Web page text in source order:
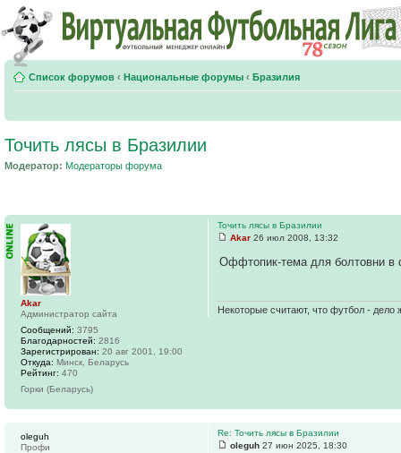
Список форумов ‹ Национальные форумы ‹ Бразилия
Точить лясы в Бразилии
Модератор: Модераторы форума
Точить лясы в Бразилии
Akar 26 июл 2008, 13:32
Оффтопик-тема для болтовни
Некоторые считают, что футбол -
Akar
Администратор сайта
Сообщений: 3795
Благодарностей: 2816
Зарегистрирован: 20 авг 2001, 19:00
Откуда: Минск, Беларусь
Рейтинг: 470
Горки (Беларусь)
Re: Точить лясы в Бразилии
oleguh 27 июн 2025, 18:30
oleguh
Профи